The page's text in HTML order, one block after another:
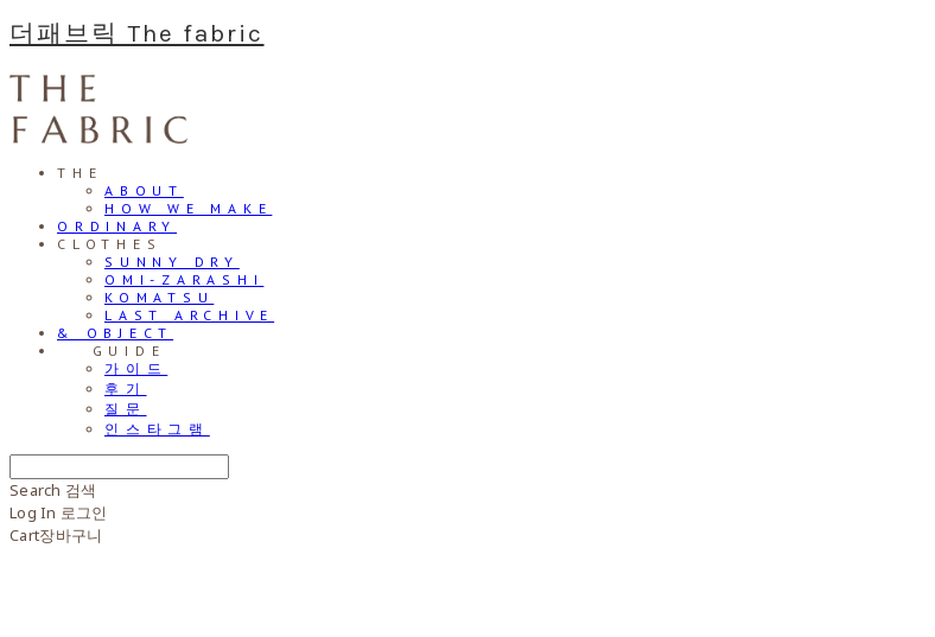
더패브릭 The fabric
THE
ABOUT
HOW WE MAKE
ORDINARY
CLOTHES
SUNNY DRY
OMI-ZARASHI
KOMATSU
LAST ARCHIVE
& OBJECT
⠀⠀GUIDE
가이드
후기
질문
인스타그램
Search 검색
Log In 로그인
Cart장바구니